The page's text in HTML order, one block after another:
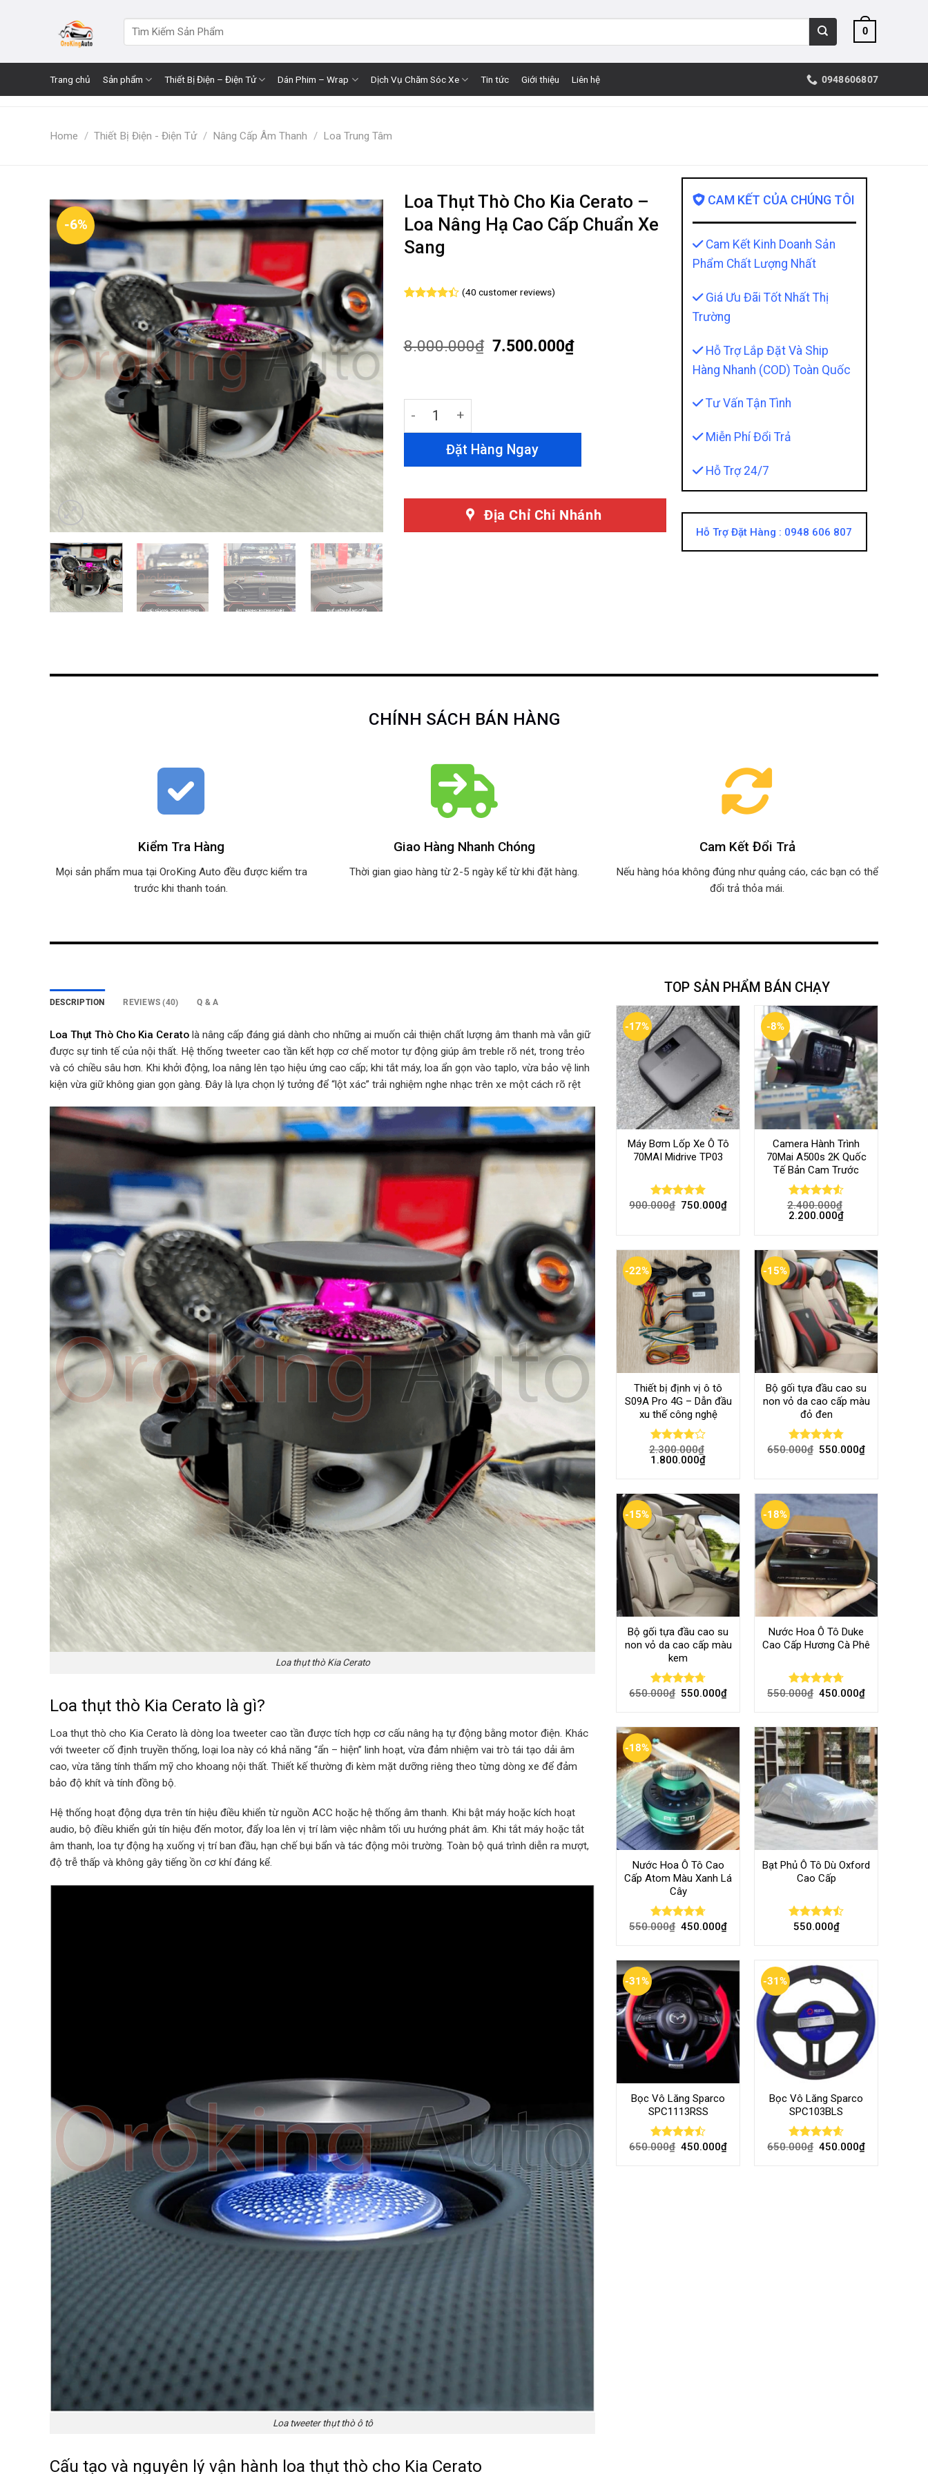
for:
0
Trang chủ Sản phẩm Thiết Bị Điện – Điện Tử Dán Phim – Wrap Dịch Vụ Chăm Sóc Xe Tin tức Giới thiệu Liên hệ 0948606807
Home / Thiết Bị Điện - Điện Tử / Nâng Cấp Âm Thanh / Loa Trung Tâm
-6%
Loa Thụt Thò Cho Kia Cerato –
Loa Nâng Hạ Cao Cấp Chuẩn Xe
Sang
based on
customer
(40 customer reviews)
8.000.000₫ 7.500.000₫
Loa Thụt Thò Cho Kia Cerato - Loa Nâng Hạ Cao Cấp Chuẩn Xe Sang quantity
Đặt Hàng Ngay
Địa Chỉ Chi Nhánh
CAM KẾT CỦA CHÚNG TÔI
Cam Kết Kinh Doanh Sản
Phẩm Chất Lượng Nhất
Giá Ưu Đãi Tốt Nhất Thị
Trường
Hỗ Trợ Lắp Đặt Và Ship
Hàng Nhanh (COD) Toàn Quốc
Tư Vấn Tận Tình
Miễn Phí Đổi Trả
Hỗ Trợ 24/7
Hỗ Trợ Đặt Hàng : 0948 606 807
CHÍNH SÁCH BÁN HÀNG
Kiểm Tra Hàng
Mọi sản phẩm mua tại OroKing Auto đều được kiểm tra
trước khi thanh toán.
Giao Hàng Nhanh Chóng
Thời gian giao hàng từ 2-5 ngày kể từ khi đặt hàng.
Cam Kết Đổi Trả
Nếu hàng hóa không đúng như quảng cáo, các bạn có thể
đổi trả thỏa mái.
DESCRIPTION REVIEWS (40) Q & A
Loa Thụt Thò Cho Kia Cerato là nâng cấp đáng giá dành cho những ai muốn cải thiện chất lượng âm thanh mà vẫn giữ
được sự tinh tế của nội thất. Hệ thống tweeter cao tần kết hợp cơ chế motor tự động giúp âm treble rõ nét, trong trẻo
và có chiều sâu hơn. Khi khởi động, loa nâng lên tạo hiệu ứng cao cấp; khi tắt máy, loa ẩn gọn vào taplo, vừa bảo vệ linh
kiện vừa giữ không gian gọn gàng. Đây là lựa chọn lý tưởng để “lột xác” trải nghiệm nghe nhạc trên xe một cách rõ rệt
Loa thụt thò Kia Cerato
Loa thụt thò Kia Cerato là gì?
Loa thụt thò cho Kia Cerato là dòng loa tweeter cao tần được tích hợp cơ cấu nâng hạ tự động bằng motor điện. Khác
với tweeter cố định truyền thống, loại loa này có khả năng “ẩn – hiện” linh hoạt, vừa đảm nhiệm vai trò tái tạo dải âm
cao, vừa tăng tính thẩm mỹ cho khoang nội thất. Thiết kế thường đi kèm mặt dưỡng riêng theo từng dòng xe để đảm
bảo độ khít và tính đồng bộ.
Hệ thống hoạt động dựa trên tín hiệu điều khiển từ nguồn ACC hoặc hệ thống âm thanh. Khi bật máy hoặc kích hoạt
audio, bộ điều khiển gửi tín hiệu đến motor, đẩy loa lên vị trí làm việc nhằm tối ưu hướng phát âm. Khi tắt máy hoặc tắt
âm thanh, loa tự động hạ xuống vị trí ban đầu, hạn chế bụi bẩn và tác động môi trường. Toàn bộ quá trình diễn ra mượt,
độ trễ thấp và không gây tiếng ồn cơ khí đáng kể.
Loa tweeter thụt thò ô tô
Cấu tạo và nguyên lý vận hành loa thụt thò cho Kia Cerato
TOP SẢN PHẨM BÁN CHẠY
-17%
Máy Bơm Lốp Xe Ô Tô
70MAI Midrive TP03
Rated 5.00
900.000₫ 750.000₫
-8%
Camera Hành Trình
70Mai A500s 2K Quốc
Tế Bản Cam Trước
Rated4.56
out of 5
2.400.000₫
2.200.000₫
-22%
Thiết bị định vị ô tô
S09A Pro 4G – Dẫn đầu
xu thế công nghệ
Rated
4.00out
2.300.000₫
1.800.000₫
-15%
Bộ gối tựa đầu cao su
non vỏ da cao cấp màu
đỏ đen
Rated4.80
650.000₫ 550.000₫
-15%
Bộ gối tựa đầu cao su
non vỏ da cao cấp màu
kem
Rated4.70
650.000₫ 550.000₫
-18%
Nước Hoa Ô Tô Duke
Cao Cấp Hương Cà Phê
Rated4.70
550.000₫ 450.000₫
-18%
Nước Hoa Ô Tô Cao
Cấp Atom Màu Xanh Lá
Cây
Rated4.70
550.000₫ 450.000₫
Bạt Phủ Ô Tô Dù Oxford
Cao Cấp
Rated
550.000₫
-31%
Bọc Vô Lăng Sparco
SPC1113RSS
Rated
650.000₫ 450.000₫
-31%
Bọc Vô Lăng Sparco
SPC103BLS
Rated4.57
650.000₫ 450.000₫